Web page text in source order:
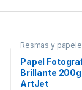
Resmas y
Papel
Brillante
ArtJet